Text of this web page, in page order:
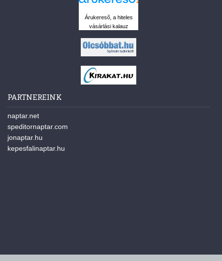
Árukereső, a hiteles
vásárlási kalauz
PARTNEREINK
naptar.net
speditornaptar.com
jonaptar.hu
kepesfalinaptar.hu